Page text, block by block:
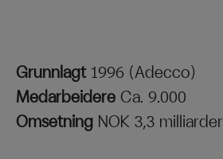
Grunnlagt 1996 (Adecco)
Medarbeidere Ca. 9.000
Omsetning NOK 3,3 milliarder